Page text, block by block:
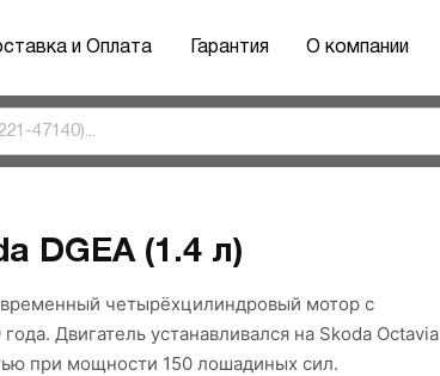
и Оплата Гарантия О компании
DGEA (1.4 л)
четырёхцилиндровый мотор с
Двигатель устанавливался на Skoda Octavia
при мощности 150 лошадиных сил.